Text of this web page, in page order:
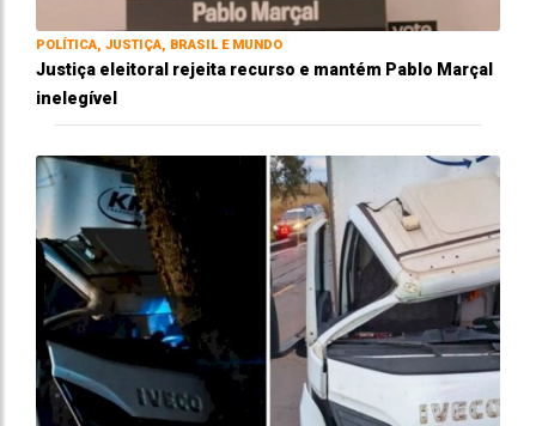
POLÍTICA, JUSTIÇA, BRASIL E MUNDO
Justiça eleitoral rejeita recurso e mantém Pablo Marçal
inelegível